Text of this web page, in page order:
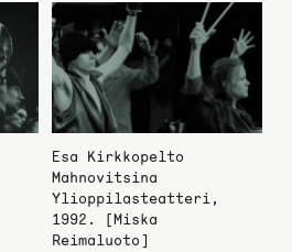
Esa Kirkkopelto
Mahnovitsina
Ylioppilasteatteri,
1992. [Miska
Reimaluoto]